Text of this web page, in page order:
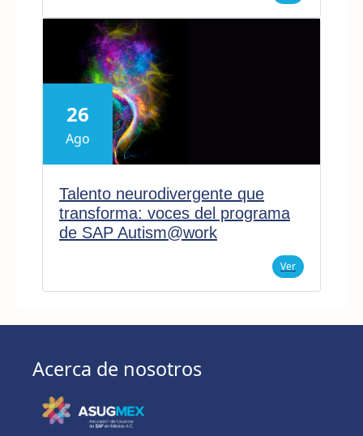
26
Ago
Talento neurodivergente que
transforma: voces del programa
de SAP Autism@work
Ver
Acerca de nosotros